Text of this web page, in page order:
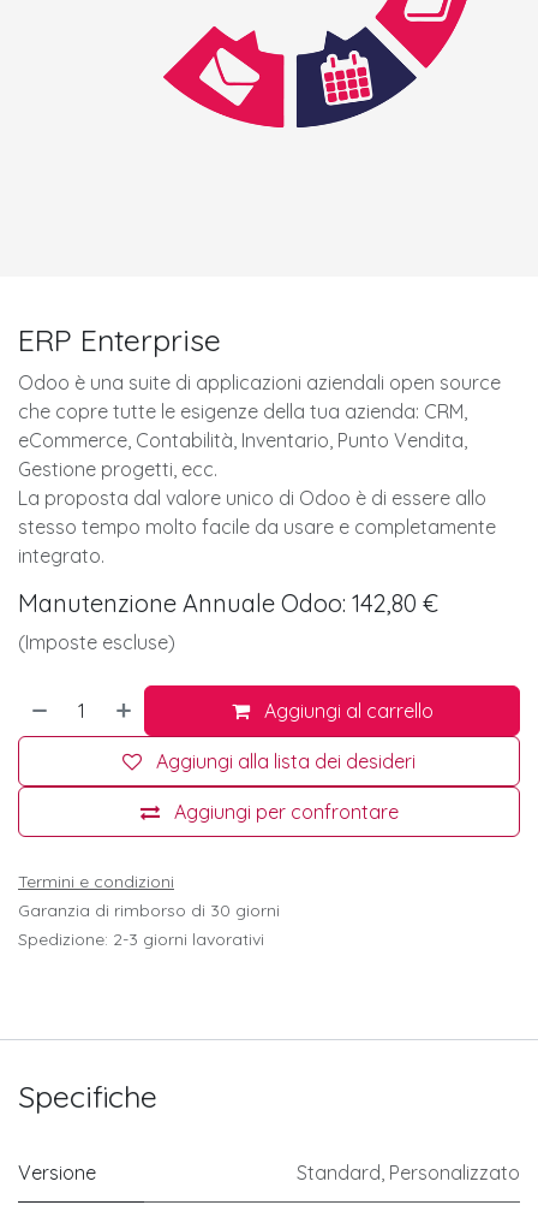
ERP Enterprise
Odoo è una suite di applicazioni aziendali open source
che copre tutte le esigenze della tua azienda: CRM,
eCommerce, Contabilità, Inventario, Punto Vendita,
Gestione progetti, ecc.
La proposta dal valore unico di Odoo è di essere allo
stesso tempo molto facile da usare e completamente
integrato.
Manutenzione Annuale Odoo: 142,80 €
(Imposte escluse)
Aggiungi al carrello
Aggiungi per confrontare
Aggiungi alla lista dei desideri
Termini e condizioni
Garanzia di rimborso di 30 giorni
Spedizione: 2-3 giorni lavorativi
Specifiche
Versione Standard, Personalizzato